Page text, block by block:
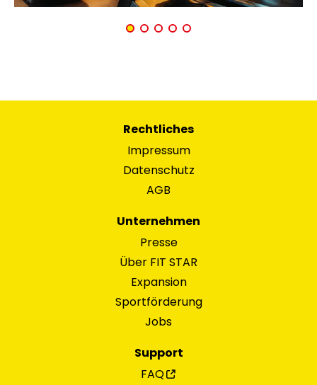
Rechtliches
Impressum
Datenschutz
AGB
Unternehmen
Presse
Über FIT STAR
Expansion
Sportförderung
Jobs
Support
FAQ